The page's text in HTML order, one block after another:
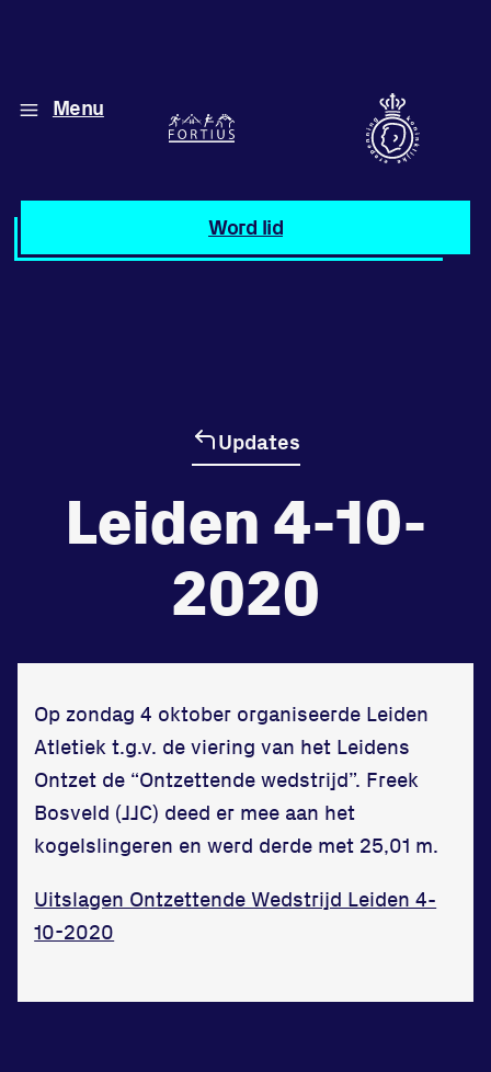
Menu
Word lid
Diverse disciplines
Atletiek
Beheersde
tegenstander
Worstelen
Prestaties op afstanden
zet je samen
Running
in onze gym
Updates
Leiden 4-10-
2020
Op zondag 4 oktober organiseerde Leiden
Atletiek t.g.v. de viering van het Leidens
Ontzet de “Ontzettende wedstrijd”. Freek
Bosveld (JJC) deed er mee aan het
kogelslingeren en werd derde met 25,01 m.
Uitslagen Ontzettende Wedstrijd Leiden 4-
10-2020